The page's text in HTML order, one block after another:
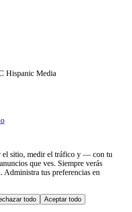
Hispanic Media
el sitio, medir el tráfico y — con tu
que ves. Siempre verás
Administra tus preferencias en
todo Aceptar todo